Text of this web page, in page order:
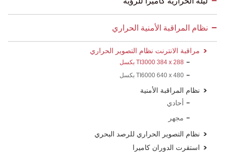
نظام المراقبة الأمنية الحراري
مراقبة الانترنت نظام التصوير الحراري
TI3000 384 x 288 بكسل
TI6000 640 x 480 بكسل
نظام المراقبة الأمنية
أحادي
مجهر
نظام التصوير الحراري للرصد البحري
استقرت الدوران كاميرا